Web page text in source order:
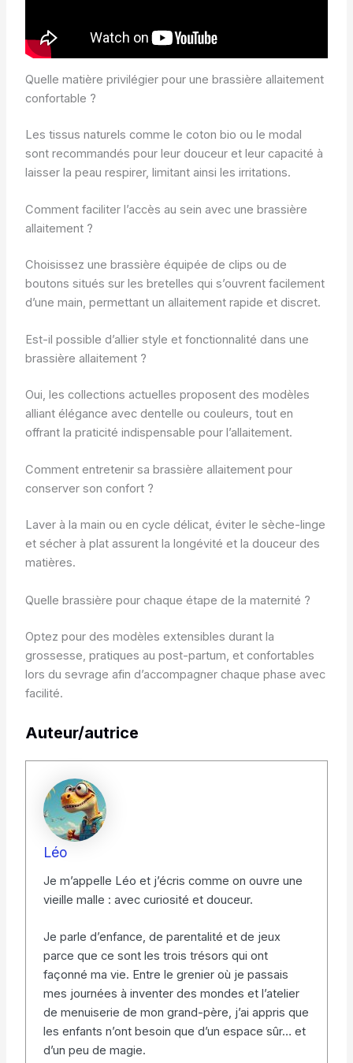
Quelle matière privilégier pour une brassière allaitement
confortable ?
Les tissus naturels comme le coton bio ou le modal
sont recommandés pour leur douceur et leur capacité à
laisser la peau respirer, limitant ainsi les irritations.
Comment faciliter l’accès au sein avec une brassière
allaitement ?
Choisissez une brassière équipée de clips ou de
boutons situés sur les bretelles qui s’ouvrent facilement
d’une main, permettant un allaitement rapide et discret.
Est-il possible d’allier style et fonctionnalité dans une
brassière allaitement ?
Oui, les collections actuelles proposent des modèles
alliant élégance avec dentelle ou couleurs, tout en
offrant la praticité indispensable pour l’allaitement.
Comment entretenir sa brassière allaitement pour
conserver son confort ?
Laver à la main ou en cycle délicat, éviter le sèche-linge
et sécher à plat assurent la longévité et la douceur des
matières.
Quelle brassière pour chaque étape de la maternité ?
Optez pour des modèles extensibles durant la
grossesse, pratiques au post-partum, et confortables
lors du sevrage afin d’accompagner chaque phase avec
facilité.
Auteur/autrice
Léo
Je m’appelle Léo et j’écris comme on ouvre une
vieille malle : avec curiosité et douceur.
Je parle d’enfance, de parentalité et de jeux
parce que ce sont les trois trésors qui ont
façonné ma vie. Entre le grenier où je passais
mes journées à inventer des mondes et l’atelier
de menuiserie de mon grand-père, j’ai appris que
les enfants n’ont besoin que d’un espace sûr… et
d’un peu de magie.